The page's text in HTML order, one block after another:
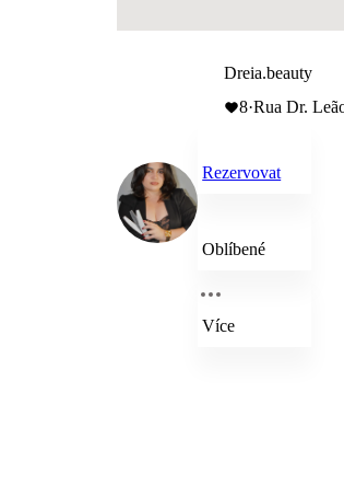
Dreia.beauty
8·Rua Dr.
Rezervovat
Oblíbené
Více